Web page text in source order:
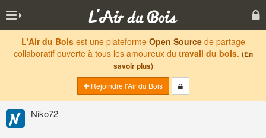
L'Air du Boisest une plateforme Open Sourcede partage
collaboratif ouverte à tous les amoureux du travail du bois. (En
savoir plus)
Rejoindre l'Air du Bois
Niko72